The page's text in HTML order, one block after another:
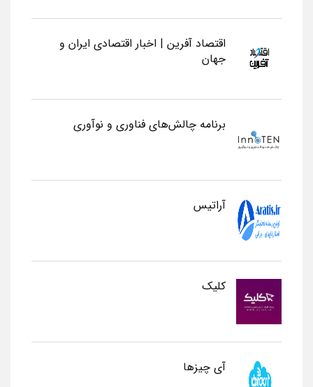
اقتصاد آفرین | اخبار اقتصادی ایران و
جهان
برنامه چالش‌های فناوری و نوآوری
آراتیس
کلیک
آی چیزها